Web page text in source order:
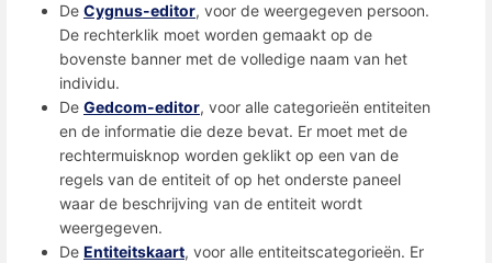
De Cygnus-editor, voor de weergegeven persoon.
De rechterklik moet worden gemaakt op de
bovenste banner met de volledige naam van het
individu.
De Gedcom-editor, voor alle categorieën entiteiten
en de informatie die deze bevat. Er moet met de
rechtermuisknop worden geklikt op een van de
regels van de entiteit of op het onderste paneel
waar de beschrijving van de entiteit wordt
weergegeven.
De Entiteitskaart, voor alle entiteitscategorieën. Er